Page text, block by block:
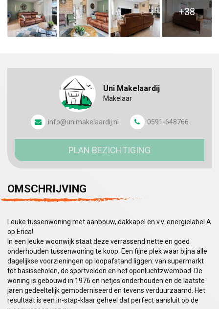
+38
Uni Makelaardij
Makelaar
info@unimakelaardij.nl 0591-648766
PLAN BEZICHTIGING
OMSCHRIJVING
Leuke tussenwoning met aanbouw, dakkapel en v.v. energielabel A
op Erica!
In een leuke woonwijk staat deze verrassend nette en goed
onderhouden tussenwoning te koop. Een fijne plek waar bijna alle
dagelijkse voorzieningen op loopafstand liggen: van supermarkt
tot basisscholen, de sportvelden en het openluchtzwembad. De
woning is gebouwd in 1976 en netjes onderhouden en de laatste
jaren gedeeltelijk gemoderniseerd en tevens verduurzaamd. Het
resultaat is een in-stap-klaar geheel dat perfect aansluit op de